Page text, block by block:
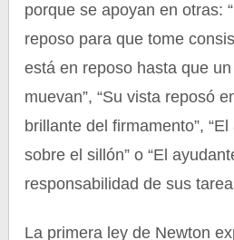
porque se apoyan en otras:
reposo para que tome
está en reposo hasta que
muevan”, “Su vista reposó
brillante del firmamento”,
sobre el sillón” o “El
responsabilidad de sus
La primera ley de Newton